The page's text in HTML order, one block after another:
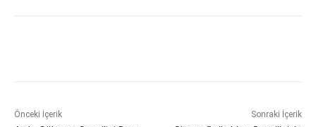
Önceki İçerik Sonraki İçerik